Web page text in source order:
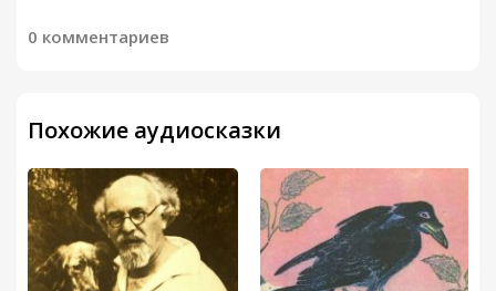
0 комментариев
Похожие аудиосказки